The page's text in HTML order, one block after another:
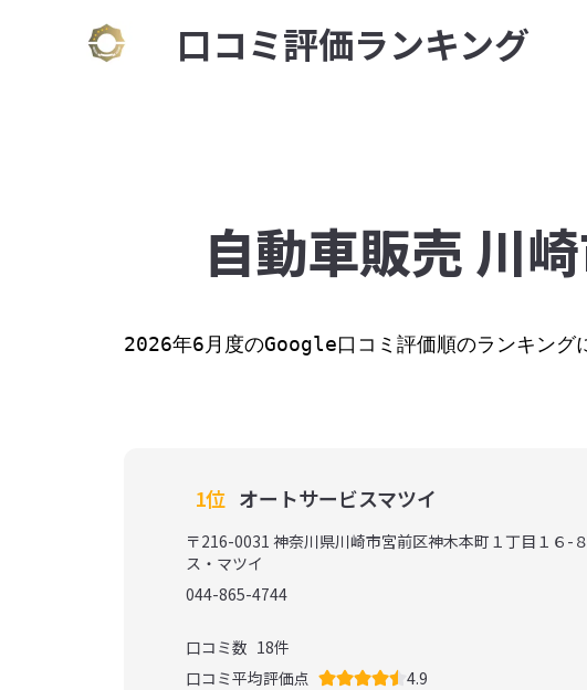
⼝コミ評価ランキング
自動車販売 川
2026年6月度のGoogle口コミ評価順のランキング
1位 オートサービスマツイ
〒216-0031 神奈川県川崎市宮前区神木本町１丁目１６-
ス・マツイ
044-865-4744
口コミ数 18件
口コミ平均評価点
4.9